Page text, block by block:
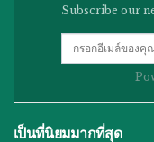
Subscribe our
เป็นที่นิยมมากที่สุด